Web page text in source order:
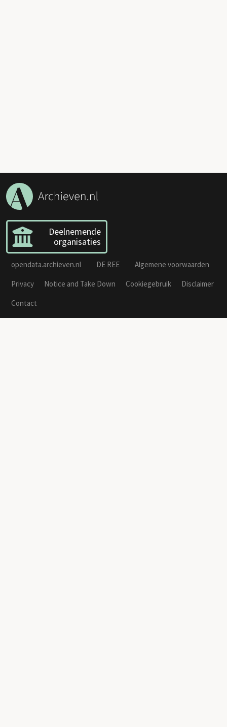
Deelnemende
organisaties
opendata.archieven.nl DE REE
Algemene voorwaarden
Privacy
Notice and Take Down Cookiegebruik
Disclaimer
Contact